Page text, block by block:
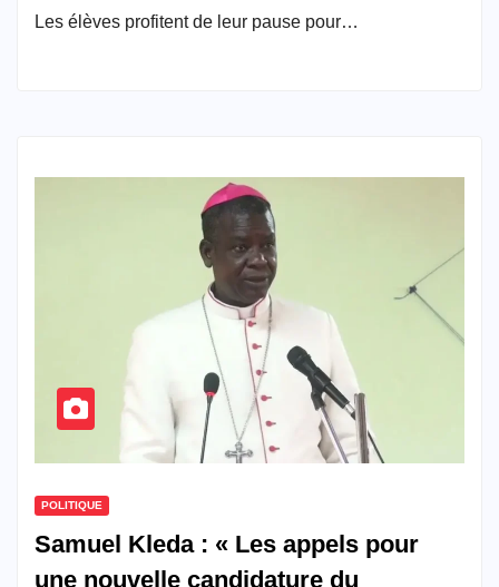
Les élèves profitent de leur pause pour…
POLITIQUE
Samuel Kleda : « Les appels pour
une nouvelle candidature du